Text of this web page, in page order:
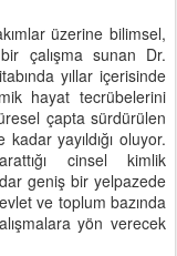
üzerine bilimsel,
çalışma sunan Dr.
yıllar içerisinde
hayat tecrübelerini
çapta sürdürülen
yayıldığı oluyor.
cinsel kimlik
geniş bir yelpazede
ve toplum bazında
yön verecek